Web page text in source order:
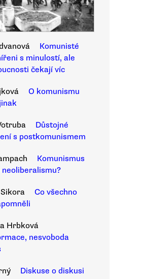
Komunisté
s minulostí, ale
čekají víc
O komunismu
Důstojné
s postkomunismem
Komunismus
neoliberalismu?
Co všechno
Hrbková
nesvoboda
Diskuse o diskusi